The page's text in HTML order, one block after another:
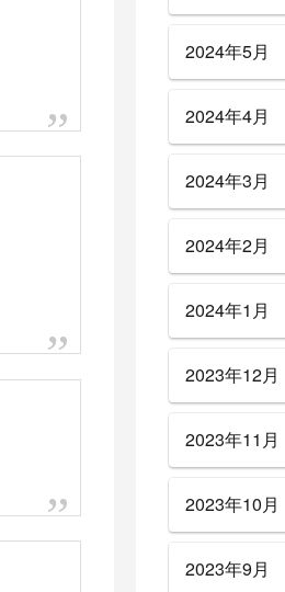
2024年5月
2024年4月
2024年3月
2024年2月
2024年1月
2023年12月
2023年11月
2023年10月
2023年9月